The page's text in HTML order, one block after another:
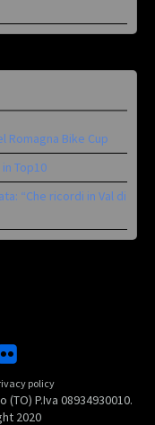
Bike Cup
Top10
“Che ricordi in Val di
policy
(TO) P.Iva 08934930010.
2020